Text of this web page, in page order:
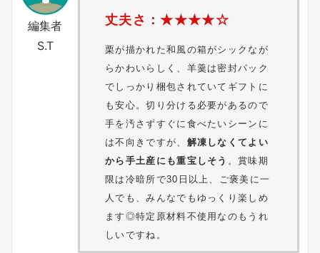
編集者
S.T
丈夫さ：★★★★☆
栗が描かれた和風の箱がシックなが
らかわいらしく、羊羹は密封パック
でしっかり梱包されていてギフトに
も安心。切り分ける必要があるので
手を汚さずすぐに食べたいシーンに
は不向きですが、 解凍しなくてよい
から手土産にも重宝しそう 。賞味期
限は冷暗所で30日以上、ご褒美に一
人でも、みんなでもゆっくり楽しめ
ます◎特定原材料不使用なのもうれ
しいですね。